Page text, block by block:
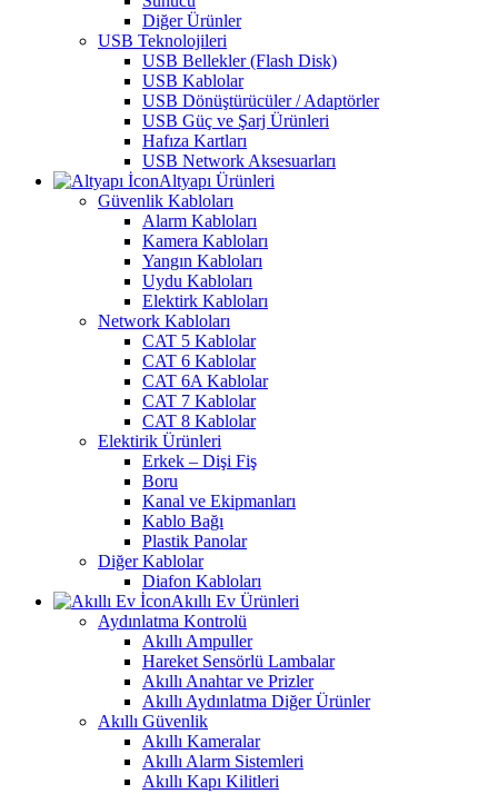
Diğer Ürünler
USB Teknolojileri
USB Bellekler (Flash Disk)
USB Kablolar
USB Dönüştürücüler / Adaptörler
USB Güç ve Şarj Ürünleri
Hafıza Kartları
USB Network Aksesuarları
Altyapı Ürünleri
Güvenlik Kabloları
Alarm Kabloları
Kamera Kabloları
Yangın Kabloları
Uydu Kabloları
Elektirk Kabloları
Network Kabloları
CAT 5 Kablolar
CAT 6 Kablolar
CAT 6A Kablolar
CAT 7 Kablolar
CAT 8 Kablolar
Elektirik Ürünleri
Erkek – Dişi Fiş
Boru
Kanal ve Ekipmanları
Kablo Bağı
Plastik Panolar
Diğer Kablolar
Diafon Kabloları
Akıllı Ev Ürünleri
Aydınlatma Kontrolü
Akıllı Ampuller
Hareket Sensörlü Lambalar
Akıllı Anahtar ve Prizler
Akıllı Aydınlatma Diğer Ürünler
Akıllı Güvenlik
Akıllı Kameralar
Akıllı Alarm Sistemleri
Akıllı Kapı Kilitleri